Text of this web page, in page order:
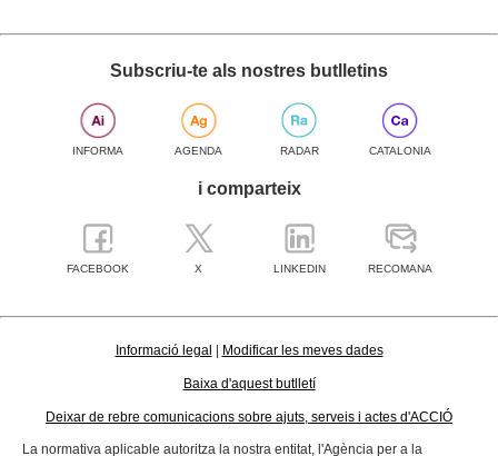
Subscriu-te als nostres butlletins
INFORMA AGENDA RADAR CATALONIA
i comparteix
FACEBOOK X LINKEDIN RECOMANA
Informació legal Modificar les meves dades
Baixa d'aquest butlletí
Deixar de rebre comunicacions sobre ajuts, serveis i actes d'ACCIÓ
La normativa aplicable autoritza la nostra entitat, l'Agència per a la